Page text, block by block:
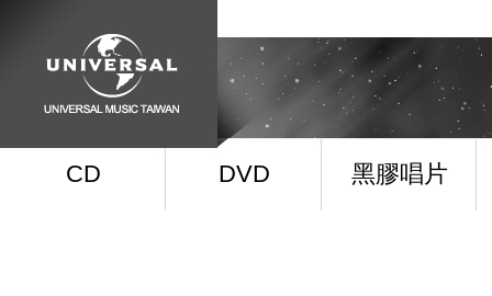
CD DVD 黑膠唱片